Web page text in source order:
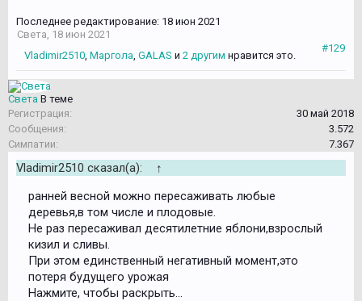
Последнее редактирование: 18 июн 2021
Света, 18 июн 2021
#129
Vladimir2510, Маргола, GALAS и 2 другим нравится это.
Света В теме
Регистрация:
30 май 2018
Сообщения:
3.572
Симпатии:
7.367
Vladimir2510 сказал(а):
↑
ранней весной можно пересаживать любые
деревья,в том числе и плодовые.
Не раз пересаживал десятилетние яблони,взрослый
кизил и сливы.
При этом единственный негативный момент,это
потеря будущего урожая
Нажмите, чтобы раскрыть...